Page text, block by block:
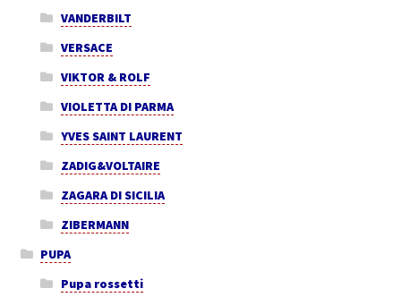
VANDERBILT
VERSACE
VIKTOR & ROLF
VIOLETTA DI PARMA
YVES SAINT LAURENT
ZADIG&VOLTAIRE
ZAGARA DI SICILIA
ZIBERMANN
PUPA
Pupa rossetti